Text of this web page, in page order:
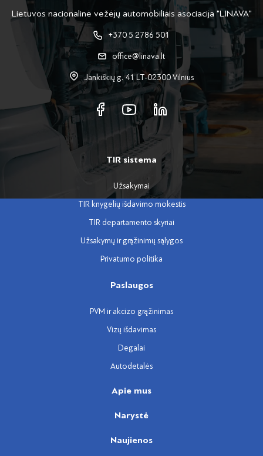
Lietuvos nacionalinė vežėjų automobiliais asociacija "LINAVA"
+370 5 2786 501
office@linava.lt
Jankiškių g. 41 LT-02300 Vilnius
TIR sistema
Užsakymai
TIR knygelių išdavimo mokestis
TIR departamento skyriai
Užsakymų ir grąžinimų sąlygos
Privatumo politika
Paslaugos
PVM ir akcizo grąžinimas
Vizų išdavimas
Degalai
Autodetalės
Apie mus
Narystė
Naujienos